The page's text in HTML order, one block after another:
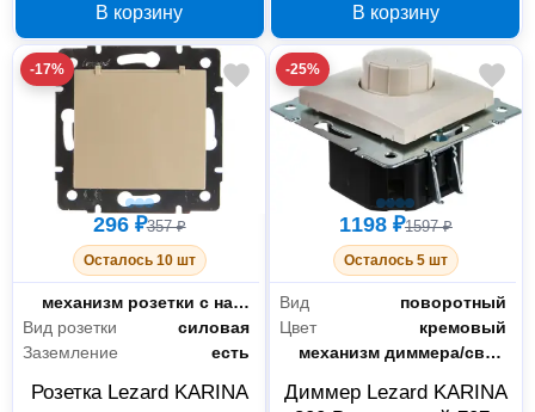
бархат 707-4200-153
В корзину
без вставок 707-4200-
152
В корзину
-17%
296 ₽357 ₽
Осталось 10 шт
Тип комплектации
механизм розетки с накладкой
Вид розетки
силовая
Заземление
есть
Розетка Lezard KARINA
-25%
1198 ₽1597 ₽
Осталось 5 шт
Вид
поворотный
Цвет
кремовый
Тип комплектации
механизм диммера/светорегулятора с накладкой
Диммер Lezard KARINA